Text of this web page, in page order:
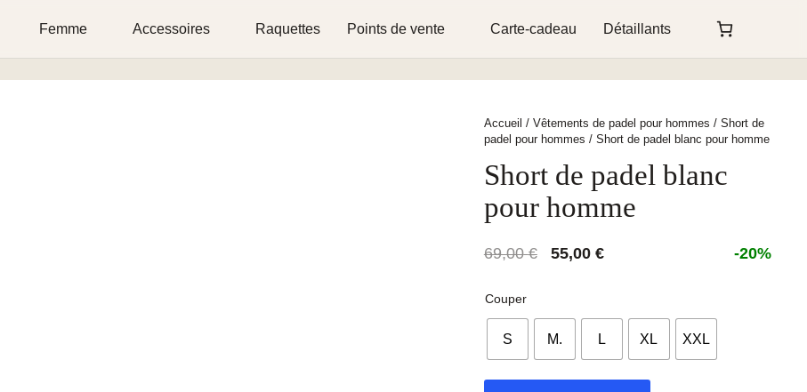
Femme Accessoires Raquettes Points de vente Carte-cadeau Détaillants
Accueil / Vêtements de padel pour hommes / Short de
padel pour hommes / Short de padel blanc pour homme
Short de padel blanc
pour homme
69,00 €
Le
était :
69,00 €.
55,00 €Le
est :
55,00 €.
-20%
Couper
S M. L XL XXL